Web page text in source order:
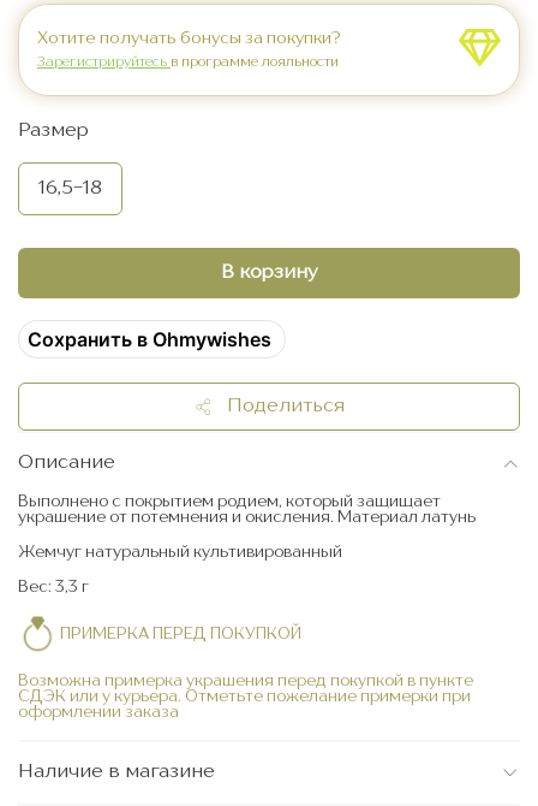
Хотите получать бонусы за покупки?
Зарегистрируйтесь в программе лояльности
В корзину
Размер
16,5-18
Сохранить в Ohmywishes
Поделиться
Описание
Выполнено с покрытием родием, который защищает
украшение от потемнения и окисления. Материал латунь
Жемчуг натуральный культивированный
Вес: 3,3 г
ПРИМЕРКА ПЕРЕД ПОКУПКОЙ
Возможна примерка украшения перед покупкой в пункте
СДЭК или у курьера. Отметьте пожелание примерки при
оформлении заказа
Наличие в магазине